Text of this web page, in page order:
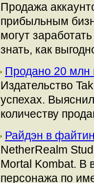
Продажа
прибыльным
могут
знать, как
Продано 20 млн
Издательство
успехах.
количеству
Райдэн в
NetherRealm
Mortal Kombat. В
персонажа по